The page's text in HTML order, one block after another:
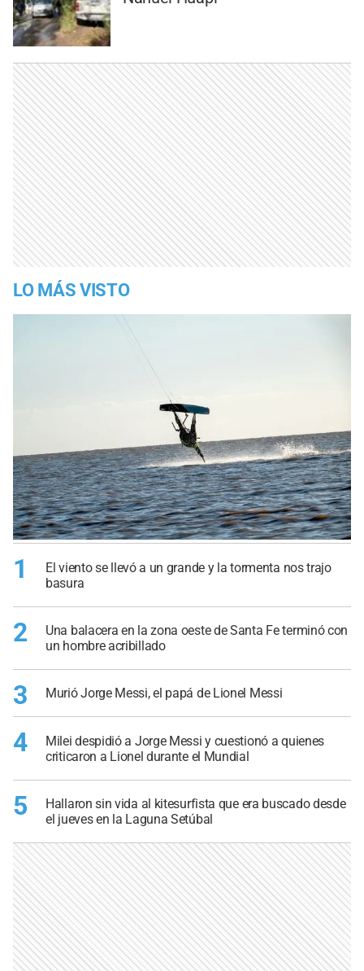
LO MÁS VISTO
1
El viento se llevó a un grande y la tormenta nos trajo
basura
2
Una balacera en la zona oeste de Santa Fe terminó con
un hombre acribillado
3 Murió Jorge Messi, el papá de Lionel Messi
4
Milei despidió a Jorge Messi y cuestionó a quienes
criticaron a Lionel durante el Mundial
5
Hallaron sin vida al kitesurfista que era buscado desde
el jueves en la Laguna Setúbal